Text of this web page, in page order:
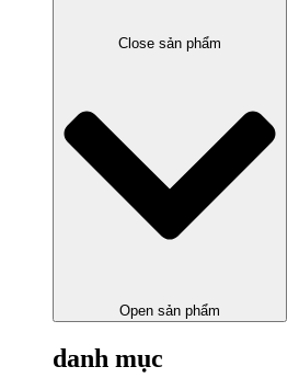
Close sản phẩm
Open sản phẩm
danh mục